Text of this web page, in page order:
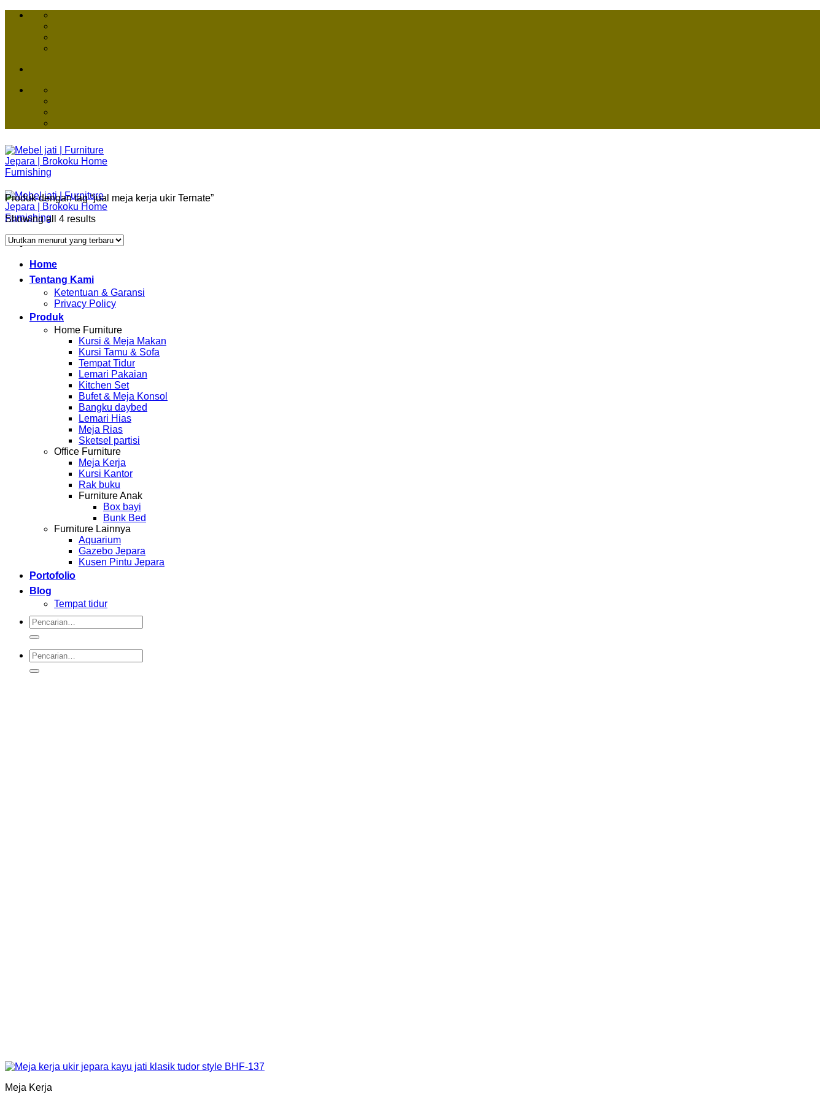
Skip
Home
Tentang Kami
Ketentuan & Garansi
Privacy Policy
Produk
Home Furniture
Kursi & Meja Makan
Kursi Tamu & Sofa
Tempat Tidur
Lemari Pakaian
Kitchen Set
Bufet & Meja Konsol
Bangku daybed
Lemari Hias
Meja Rias
Sketsel partisi
Office Furniture
Meja Kerja
Kursi Kantor
Rak buku
Furniture Anak
Box bayi
Bunk Bed
Furniture Lainnya
Aquarium
Gazebo Jepara
Kusen Pintu Jepara
Portofolio
Blog
Tempat tidur
Pencarian
untuk:
Pencarian
untuk:
Produk dengan tag “jual meja kerja ukir Ternate”
Showing all 4 results
Meja Kerja